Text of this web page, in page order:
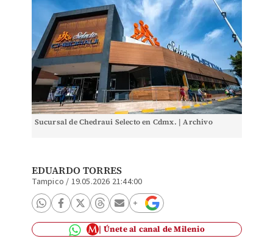
Sucursal de Chedraui Selecto en Cdmx. | Archivo
EDUARDO TORRES
Tampico / 19.05.2026 21:44:00
Únete al canal de Milenio